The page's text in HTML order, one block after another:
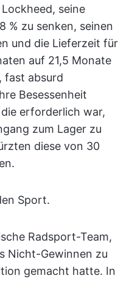
seine
% zu senken, seinen
und die Lieferzeit für
auf 21,5 Monate
fast absurd
Besessenheit
erforderlich war,
zum Lager zu
diese von 30
Sport.
Radsport-Team,
Nicht-Gewinnen zu
gemacht hatte. In